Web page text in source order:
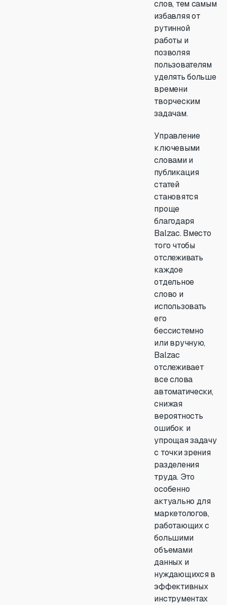
слов, тем самым
избавляя от
рутинной
работы и
позволяя
пользователям
уделять больше
времени
творческим
задачам.
Управление
ключевыми
словами и
публикация
статей
становятся
проще
благодаря
Balzac. Вместо
того чтобы
отслеживать
каждое
отдельное
слово и
использовать
его
бессистемно
или вручную,
Balzac
отслеживает
все слова
автоматически,
снижая
вероятность
ошибок и
упрощая задачу
с точки зрения
разделения
труда. Это
особенно
актуально для
маркетологов,
работающих с
большими
объемами
данных и
нуждающихся в
эффективных
инструментах